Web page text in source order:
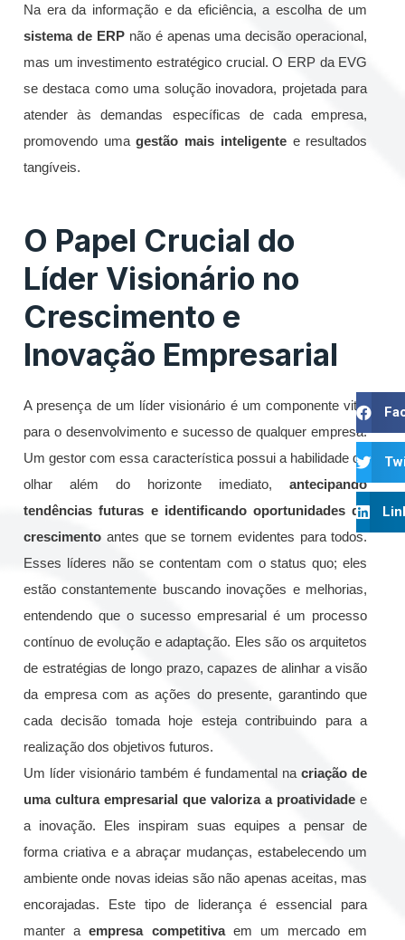
Na era da informação e da eficiência, a escolha de um
sistema de ERPnão é apenas uma decisão operacional,
mas um investimento estratégico crucial. O ERP da EVG
se destaca como uma solução inovadora, projetada para
atender às demandas específicas de cada empresa,
promovendo umagestão mais inteligentee resultados
tangíveis.
O Papel Crucial do
Líder Visionário no
Crescimento e
Inovação Empresarial
A presença de um líder visionário é um componente vital
para o desenvolvimento e sucesso de qualquer empresa.
Um gestor com essa característica possui a habilidade de
olhar além do horizonte imediato,antecipando
tendências futuras e identificando oportunidades de
crescimento antes que se tornem evidentes para todos.
Esses líderes não se contentam com o status quo; eles
estão constantemente buscando inovações e melhorias,
entendendo que o sucesso empresarial é um processo
contínuo de evolução e adaptação. Eles são os arquitetos
de estratégias de longo prazo, capazes de alinhar a visão
da empresa com as ações do presente, garantindo que
cada decisão tomada hoje esteja contribuindo para a
realização dos objetivos futuros.
Um líder visionário também é fundamental nacriação de
uma cultura empresarial que valoriza a proatividade e
a inovação. Eles inspiram suas equipes a pensar de
forma criativa e a abraçar mudanças, estabelecendo um
ambiente onde novas ideias são não apenas aceitas, mas
encorajadas. Este tipo de liderança é essencial para
manter a empresa competitivaem um mercado em